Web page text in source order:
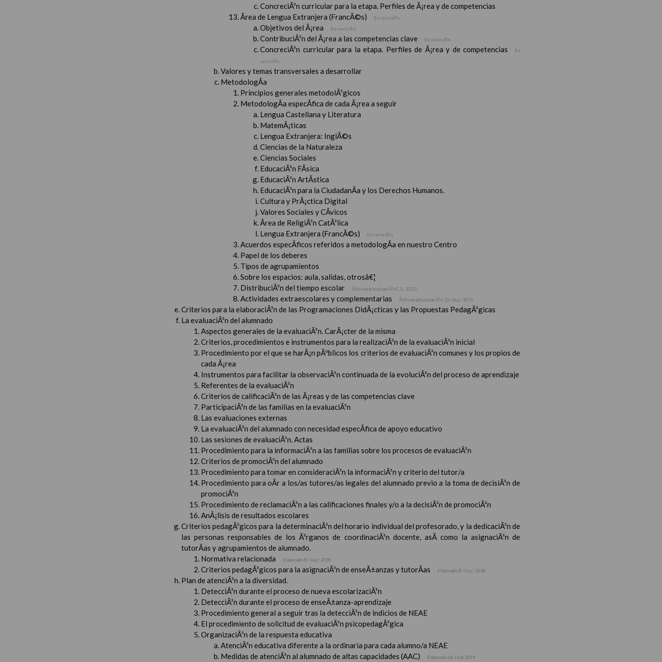
ConcreciÃ³n curricular para la etapa. Perfiles de Ã¡rea y de competencias
Ãrea de Lengua Extranjera (FrancÃ©s)
En revisiÃ³n
Objetivos del Ã¡rea En revisiÃ³n
ContribuciÃ³n del Ã¡rea a las competencias clave En revisiÃ³n
ConcreciÃ³n curricular para la etapa. Perfiles de Ã¡rea y de competencias
En
revisiÃ³n
Valores y temas transversales a desarrollar
MetodologÃ­a
Principios generales metodolÃ³gicos
MetodologÃ­a especÃ­fica de cada Ã¡rea a seguir
Lengua Castellana y Literatura
MatemÃ¡ticas
Lengua Extranjera: InglÃ©s
Ciencias de la Naturaleza
Ciencias Sociales
EducaciÃ³n FÃ­sica
EducaciÃ³n ArtÃ­stica
EducaciÃ³n para la CiudadanÃ­a y los Derechos Humanos.
Cultura y PrÃ¡ctica Digital
Valores Sociales y CÃ­vicos
Ãrea de ReligiÃ³n CatÃ³lica
Lengua Extranjera (FrancÃ©s)
En revisiÃ³n
Acuerdos especÃ­ficos referidos a metodologÃ­a en nuestro Centro
Papel de los deberes
Tipos de agrupamientos
Sobre los espacios: aula, salidas, otrosâ€¦
DistribuciÃ³n del tiempo escolar
Ãšltima actualizaciÃ³n C.E. 21/22
Actividades extraescolares y complementarias Ãšltima actualizaciÃ³n 13 / Sep / 2019
Criterios para la elaboraciÃ³n de las Programaciones DidÃ¡cticas y las Propuestas PedagÃ³gicas
La evaluaciÃ³n del alumnado
Aspectos generales de la evaluaciÃ³n. CarÃ¡cter de la misma
Criterios, procedimientos e instrumentos para la realizaciÃ³n de la evaluaciÃ³n inicial
Procedimiento por el que se harÃ¡n pÃºblicos los criterios de evaluaciÃ³n comunes y los propios de
cada Ã¡rea
Instrumentos para facilitar la observaciÃ³n continuada de la evoluciÃ³n del proceso de aprendizaje
Referentes de la evaluaciÃ³n
Criterios de calificaciÃ³n de las Ã¡reas y de las competencias clave
ParticipaciÃ³n de las familias en la evaluaciÃ³n
Las evaluaciones externas
La evaluaciÃ³n del alumnado con necesidad especÃ­fica de apoyo educativo
Las sesiones de evaluaciÃ³n. Actas
Procedimiento para la informaciÃ³n a las familias sobre los procesos de evaluaciÃ³n
Criterios de promociÃ³n del alumnado
Procedimiento para tomar en consideraciÃ³n la informaciÃ³n y criterio del tutor/a
Procedimiento para oÃ­r a los/as tutores/as legales del alumnado previo a la toma de decisiÃ³n de
promociÃ³n
Procedimiento de reclamaciÃ³n a las calificaciones finales y/o a la decisiÃ³n de promociÃ³n
AnÃ¡lisis de resultados escolares
Criterios pedagÃ³gicos para la determinaciÃ³n del horario individual del profesorado, y la dedicaciÃ³n de
las personas responsables de los Ã³rganos de coordinaciÃ³n docente, asÃ­ como la asignaciÃ³n de
tutorÃ­as y agrupamientos de alumnado.
Normativa relacionada
Elaborado 8 / Sep / 2018
Criterios pedagÃ³gicos para la asignaciÃ³n de enseÃ±anzas y tutorÃ­as Elaborado 8 / Sep / 2018
Plan de atenciÃ³n a la diversidad.
DetecciÃ³n durante el proceso de nueva escolarizaciÃ³n
DetecciÃ³n durante el proceso de enseÃ±anza-aprendizaje
Procedimiento general a seguir tras la detecciÃ³n de indicios de NEAE
El procedimiento de solicitud de evaluaciÃ³n psicopedagÃ³gica
OrganizaciÃ³n de la respuesta educativa
AtenciÃ³n educativa diferente a la ordinaria para cada alumno/a NEAE
Medidas de atenciÃ³n al alumnado de altas capacidades (AAC)
Elaborado 06 sept 2019